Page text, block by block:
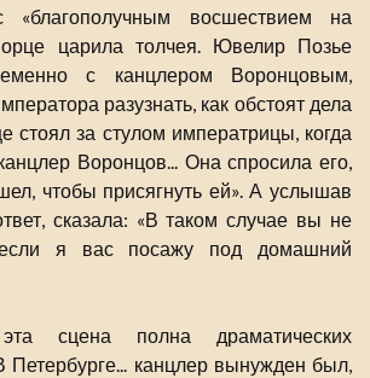
«благополучным восшествием на
царила толчея. Ювелир Позье
с канцлером Воронцовым,
разузнать, как обстоят дела
стоял за стулом императрицы, когда
Воронцов... Она спросила его,
чтобы присягнуть ей». А услышав
сказала: «В таком случае вы не
если я вас посажу под домашний
сцена полна драматических
Петербурге... канцлер вынужден был,